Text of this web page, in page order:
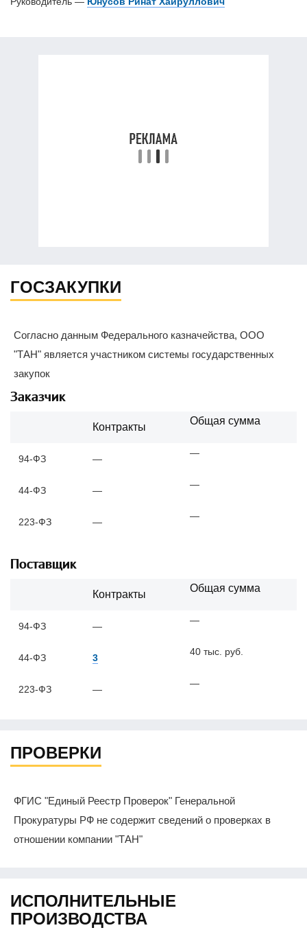
ГОСЗАКУПКИ
Согласно данным Федерального казначейства, ООО
"ТАН" является участником системы государственных
закупок
Заказчик
Контракты
Общая сумма
94-ФЗ —
—
44-ФЗ —
—
223-ФЗ —
—
Поставщик
Контракты
Общая сумма
94-ФЗ —
—
44-ФЗ 3
40 тыс. руб.
223-ФЗ —
—
ПРОВЕРКИ
ФГИС "Единый Реестр Проверок" Генеральной
Прокуратуры РФ не содержит сведений о проверках в
отношении компании "ТАН"
ИСПОЛНИТЕЛЬНЫЕ
ПРОИЗВОДСТВА